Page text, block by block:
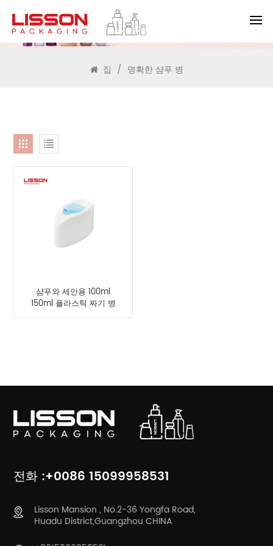
찾다
집 / 명확한 샴푸 병
샴푸와 세안용 100ml
150ml 플라스틱 짜기 병
전화 :+0086 15099958531
Lisson Mansion , No.2-36 Yongfa Road,
Huadu District,Guangzhou CHINA